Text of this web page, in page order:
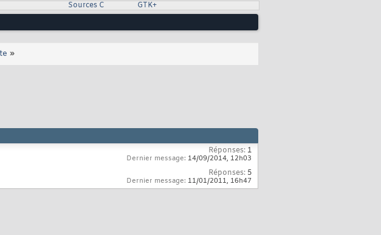
Sources C
GTK+
»
Réponses: 1
Dernier message: 14/09/2014, 12h03
Réponses: 5
Dernier message: 11/01/2011, 16h47